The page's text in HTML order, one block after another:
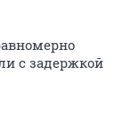
с задержкой